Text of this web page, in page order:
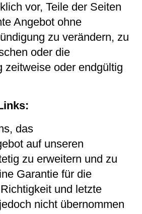
vor, Teile der Seiten
Angebot ohne
zu verändern, zu
oder die
zeitweise oder endgültig
das
auf unseren
zu erweitern und zu
Garantie für die
und letzte
nicht übernommen